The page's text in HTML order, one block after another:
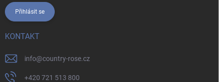
Přihlásit se
KONTAKT
info@country-rose.cz
+420 721 513 800